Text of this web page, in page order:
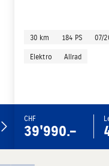
30 km 184 PS
07/
Elektro
Allrad
CHF
39'990.–